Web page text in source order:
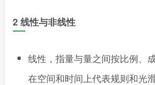
2 线性与非线性
线性，指量与量之间按比例、
在空间和时间上代表规则和光